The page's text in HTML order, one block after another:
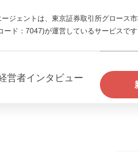
ジェントは、東京証券取引所グロース
ード：7047)が運営しているサービスです
営者インタビュー